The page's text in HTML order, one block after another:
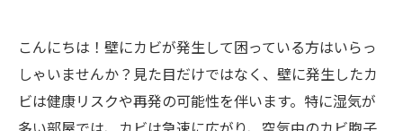
こんにちは！壁にカビが発生して困っている方はいらっ
しゃいませんか？見た目だけではなく、壁に発生したカ
ビは健康リスクや再発の可能性を伴います。特に湿気が